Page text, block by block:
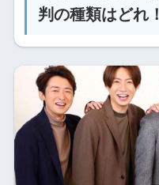
判の種類はどれ！